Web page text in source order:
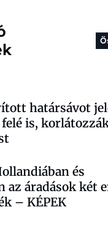
határsávot
is,
és
az áradások két
– KÉPEK